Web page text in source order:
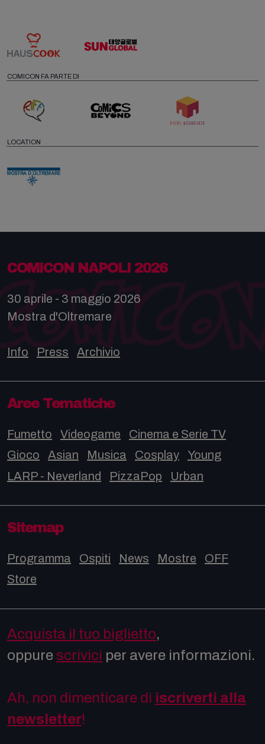
COMICON FA PARTE DI
LOCATION
COMICON NAPOLI 2026
30 aprile - 3 maggio 2026
Mostra d'Oltremare
Info Press Archivio
Aree Tematiche
Fumetto Videogame
Cinema e Serie TV
Gioco
Asian Musica Cosplay
Young
LARP - Neverland
PizzaPop Urban
Sitemap
Programma Ospiti News Mostre
OFF
Store
Acquista il tuo biglietto,
oppure scrivici per avere informazioni.
Ah, non dimenticare di iscriverti alla
newsletter!